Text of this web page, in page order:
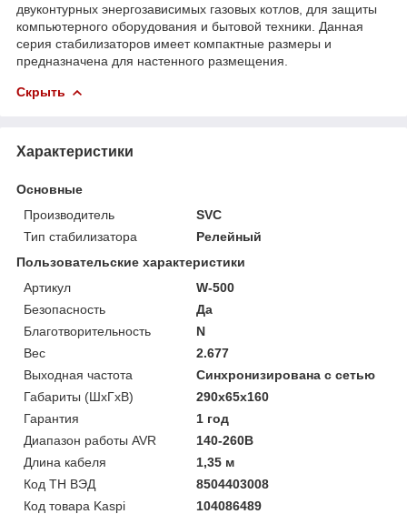
двуконтурных энергозависимых газовых котлов, для защиты
компьютерного оборудования и бытовой техники. Данная
серия стабилизаторов имеет компактные размеры и
предназначена для настенного размещения.
Скрыть
Характеристики
Основные
Производитель
SVC
Тип стабилизатора
Релейный
Пользовательские характеристики
Артикул
W-500
Безопасность
Да
Благотворительность
N
Вес
2.677
Выходная частота
Синхронизирована с сетью
Габариты (ШхГхВ)
290x65х160
Гарантия
1 год
Диапазон работы AVR
140-260В
Длина кабеля
1,35 м
Код ТН ВЭД
8504403008
Код товара Kaspi
104086489